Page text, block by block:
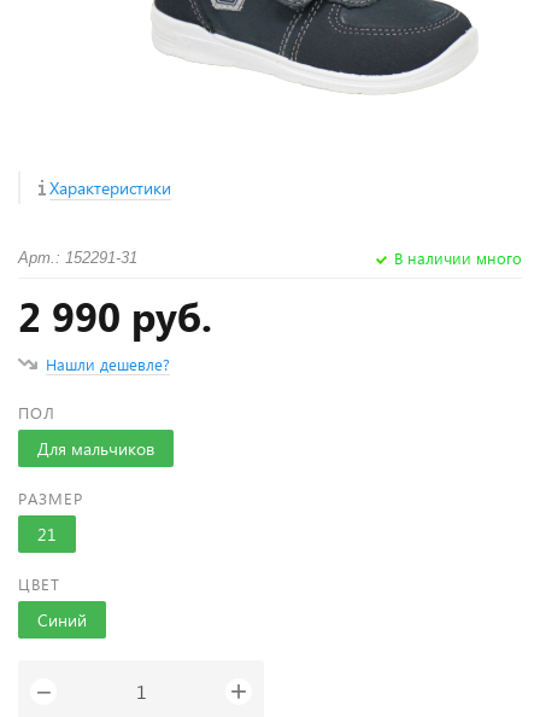
Характеристики
Арт.: 152291-31 В наличии много
2 990 руб.
Нашли дешевле?
ПОЛ
Для мальчиков
РАЗМЕР
21
ЦВЕТ
Синий
− +